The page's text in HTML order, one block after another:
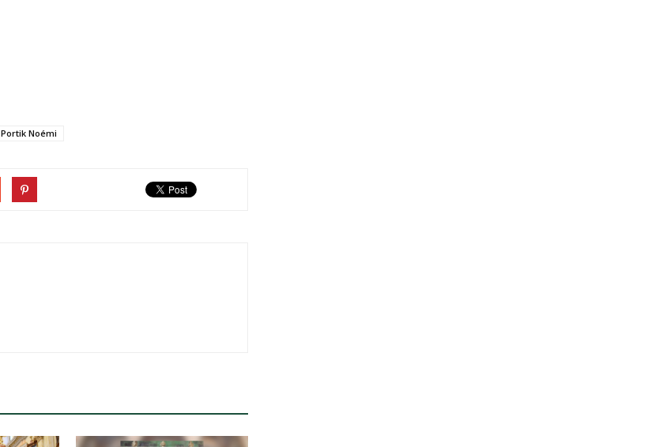
Portik Noémi